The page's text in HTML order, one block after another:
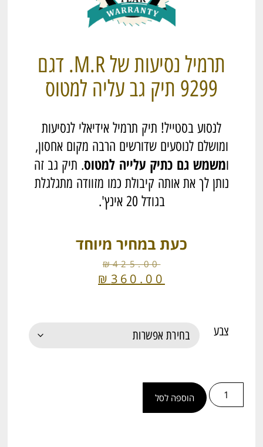
תרמיל נסיעות של M.R. דגם
9299 תיק גב עליה למטוס
לנסוע בסטייל! תיק תרמיל אידיאלי לנסיעות
ומושלם לנוסעים שדורשים הרבה מקום אחסון,
ומשמש גם כתיק עלייה למטוס. תיק גב זה
נותן לך את אותה קיבולת כמו מזוודה מתגלגלת
בגודל 20 אינץ'.
כעת במחיר מיוחד
₪425.00
₪ 360.00
צבע
הוספה לסל